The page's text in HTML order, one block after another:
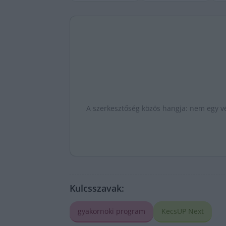
A szerkesztőség közös hangja: nem egy
Kulcsszavak:
gyakornoki program KecsUP Next